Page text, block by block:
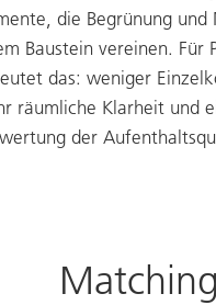
die Begrünung und
Baustein vereinen. Für
das: weniger
räumliche Klarheit und
der